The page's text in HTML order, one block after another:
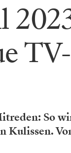
So
Kulissen.